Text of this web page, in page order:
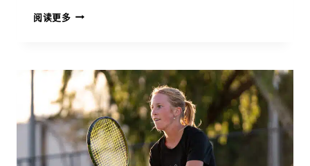
阅读更多 为
春
期
会
彻
底
改
变